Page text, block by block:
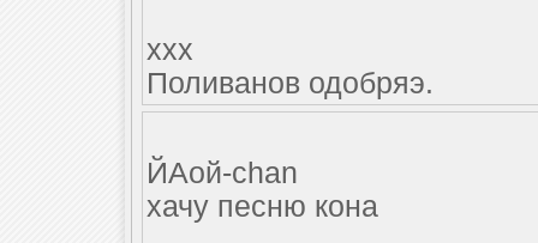
xxx
Поливанов одобряэ.
ЙАой-chan
хачу песню кона